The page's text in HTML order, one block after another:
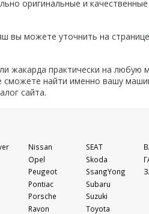
оригинальные и
вы можете уточнить на странице
жакарда практически на любую
сможете найти именно вашу
сайта.
Nissan
Opel
Peugeot
Pontiac
Porsche
Ravon
SEAT
Skoda
SsangYong
Subaru
Suzuki
Toyota